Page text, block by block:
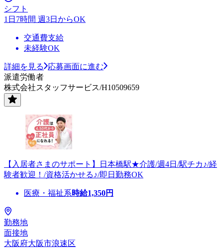
シフト
1日7時間 週3日からOK
交通費支給
未経験OK
詳細を見る
応募画面に進む
派遣労働者
株式会社スタッフサービス/H10509659
【入居者さまのサポート】日本橋駅★介護/週4日/駅チカ♪/経
験者歓迎！/資格活かせる♪/即日勤務OK
医療・福祉系時給1,350円
勤務地
面接地
大阪府大阪市浪速区